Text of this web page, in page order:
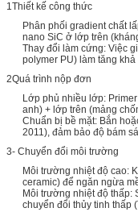
1Thiết kế công thức
Phân phối gradient chất
nano SiC ở lớp trên
Thay đổi làm cứng: Việc
polymer PU) làm tăng
2Quá trình nộp đơn
Lớp phủ nhiều lớp:
anh) + lớp trên (mảng
Chuẩn bị bề mặt: Bắn
2011), đảm bảo độ bám
3- Chuyển đổi môi trường
Môi trường nhiệt độ cao:
ceramic) để ngăn ngừa
Môi trường nhiệt độ thấp:
chuyển đổi thủy tinh thấp